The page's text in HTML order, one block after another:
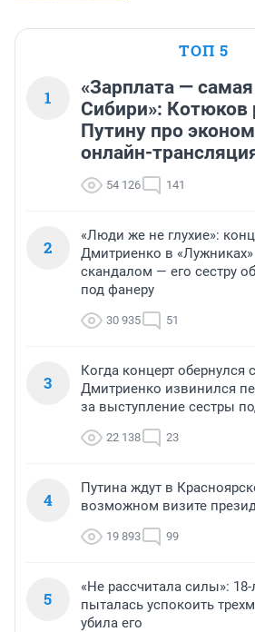
ТОП 5
1
«Зарплата —
Сибири»: Котюков
Путину про
онлайн-
54 126 141
2
«Люди же не глухие»:
Дмитриенко в «Лужниках»
скандалом — его сестру
под фанеру
30 935 51
3
Когда концерт обернулся
Дмитриенко извинился
за выступление сестры
22 138 23
4
Путина ждут в
возможном визите
19 893 99
5
«Не рассчитала силы»:
пыталась успокоить
убила его